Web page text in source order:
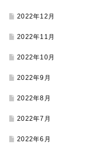
2022年12月
2022年11月
2022年10月
2022年9月
2022年8月
2022年7月
2022年6月